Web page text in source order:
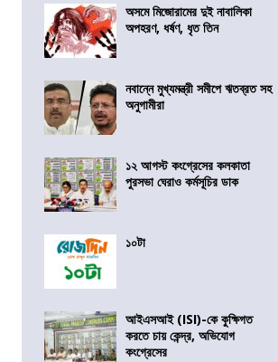
অসমে মিজোরামের দুই নাবালিকা
অপহরণ, ধর্ষণ, ধৃত তিন
নবান্নে মুখ্যমন্ত্রী সমীপে ঋতব্রত সহ
অনুগামীরা
১২ আগস্ট কংগ্রেসের কলকাতা
পুরসভা ঘেরাও কর্মসূচির ডাক
১০টা
আইএসআই (ISI)-কে কুক্ষিগত
করতে চায় কেন্দ্র, অভিযোগ
কংগ্রেসের